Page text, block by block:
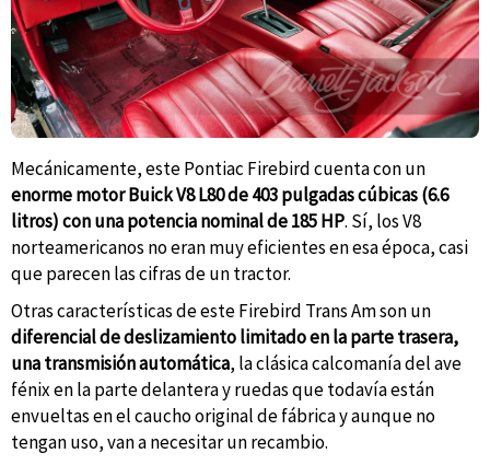
Mecánicamente, este Pontiac Firebird cuenta con un
enorme motor Buick V8 L80 de 403 pulgadas cúbicas (6.6
litros) con una potencia nominal de 185 HP. Sí, los V8
norteamericanos no eran muy eficientes en esa época, casi
que parecen las cifras de un tractor.
Otras características de este Firebird Trans Am son un
diferencial de deslizamiento limitado en la parte trasera,
una transmisión automática, la clásica calcomanía del ave
fénix en la parte delantera y ruedas que todavía están
envueltas en el caucho original de fábrica y aunque no
tengan uso, van a necesitar un recambio.